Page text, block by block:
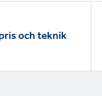
och teknik